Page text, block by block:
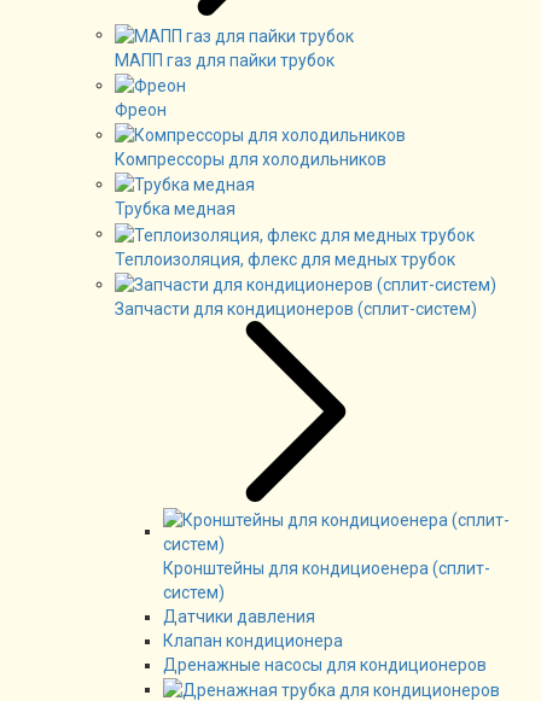
МАПП газ для пайки трубок
Фреон
Компрессоры для холодильников
Трубка медная
Теплоизоляция, флекс для медных трубок
Запчасти для кондиционеров (сплит-систем)
Кронштейны для кондициоенера (сплит-
систем)
Датчики давления
Клапан кондиционера
Дренажные насосы для кондиционеров